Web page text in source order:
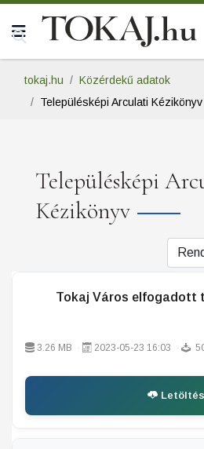
tokaj.hu
Közérdekű adatok
Településképi Arculati Kézikönyv
Településképi
Kézikönyv
Tokaj Város elfogadott
3.26 MB 2023-05-23 16:03
Letöltés